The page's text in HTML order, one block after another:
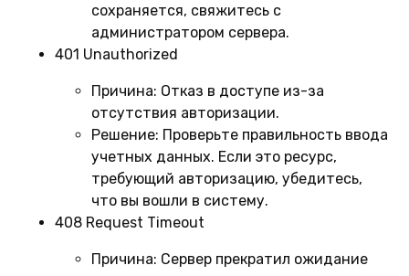
сохраняется, свяжитесь с
администратором сервера.
401 Unauthorized
Причина: Отказ в доступе из-за
отсутствия авторизации.
Решение: Проверьте правильность ввода
учетных данных. Если это ресурс,
требующий авторизацию, убедитесь,
что вы вошли в систему.
408 Request Timeout
Причина: Сервер прекратил ожидание